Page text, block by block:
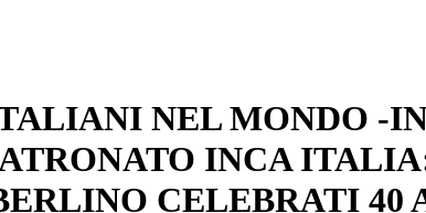
NEL MONDO -
INCA
CELEBRATI 40